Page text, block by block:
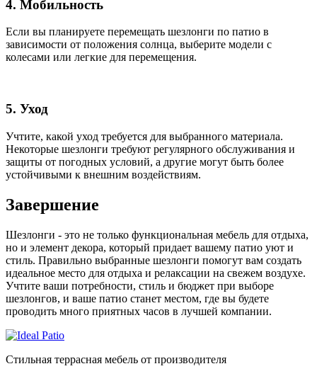
4. Мобильность
Если вы планируете перемещать шезлонги по патио в
зависимости от положения солнца, выберите модели с
колесами или легкие для перемещения.
5. Уход
Учтите, какой уход требуется для выбранного материала.
Некоторые шезлонги требуют регулярного обслуживания и
защиты от погодных условий, а другие могут быть более
устойчивыми к внешним воздействиям.
Завершение
Шезлонги - это не только функциональная мебель для отдыха,
но и элемент декора, который придает вашему патио уют и
стиль. Правильно выбранные шезлонги помогут вам создать
идеальное место для отдыха и релаксации на свежем воздухе.
Учтите ваши потребности, стиль и бюджет при выборе
шезлонгов, и ваше патио станет местом, где вы будете
проводить много приятных часов в лучшей компании.
Стильная террасная мебель от производителя